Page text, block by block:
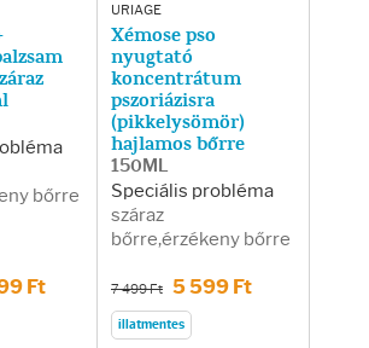
bőrre
Ft
URIAGE
Xémose pso
nyugtató
koncentrátum
pszoriázisra
(pikkelysömör)
hajlamos bőrre
150ML
Speciális probléma
száraz
bőrre,érzékeny bőrre
7 499 Ft 5 599 Ft
illatmentes